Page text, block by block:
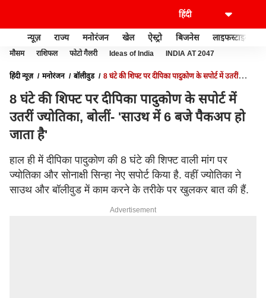
न्यूज़ राज्य मनोरंजन खेल ऐस्ट्रो बिजनेस लाइफस्टाइल
मौसम राशिफल फोटो गैलरी Ideas of India INDIA AT 2047
हिंदी न्यूज़ मनोरंजन बॉलीवुड
8 घंटे की शिफ्ट पर दीपिका पादुकोण के सपोर्ट में उतरीं
8 घंटे की शिफ्ट पर दीपिका पादुकोण के सपोर्ट में
उतरीं ज्योतिका, बोलीं- 'साउथ में 6 बजे पैकअप हो
जाता है'
हाल ही में दीपिका पादुकोण की 8 घंटे की शिफ्ट वाली मांग पर
ज्योतिका और सोनाक्षी सिन्हा नेए सपोर्ट किया है. वहीं ज्योतिका ने
साउथ और बॉलीवुड में काम करने के तरीके पर खुलकर बात की हैं.
Advertisement